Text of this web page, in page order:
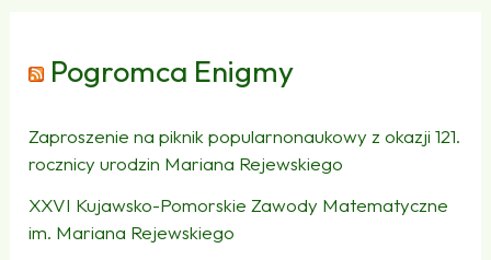
Pogromca Enigmy
Zaproszenie na piknik popularnonaukowy z okazji 121.
rocznicy urodzin Mariana Rejewskiego
XXVI Kujawsko-Pomorskie Zawody Matematyczne
im. Mariana Rejewskiego